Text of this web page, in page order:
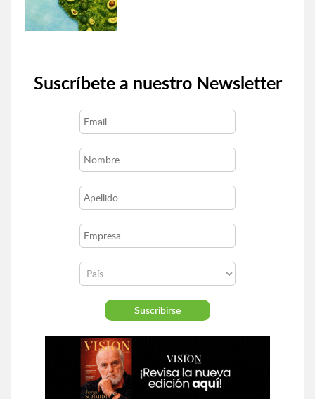
Suscríbete a nuestro Newsletter